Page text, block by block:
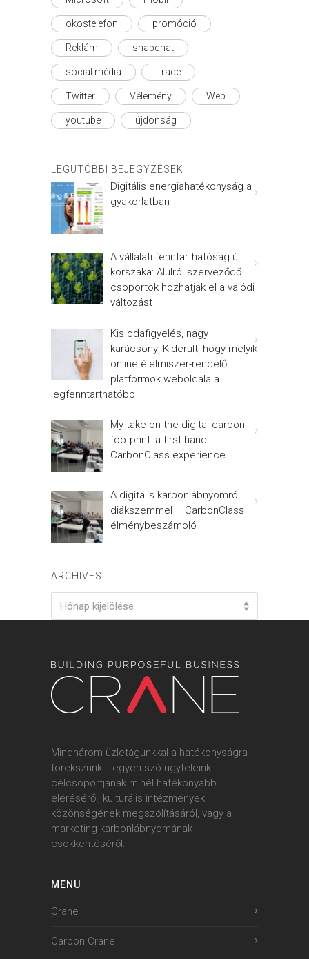
okostelefon promóció
Reklám snapchat
social média Trade
Twitter Vélemény Web
youtube újdonság
LEGUTÓBBI BEJEGYZÉSEK
Digitális energiahatékonyság a
gyakorlatban
A vállalati fenntarthatóság új
korszaka: Alulról szerveződő
csoportok hozhatják el a valódi
változást
Kis odafigyelés, nagy
karácsony: Kiderült, hogy melyik
online élelmiszer-rendelő
platformok weboldala a
legfenntarthatóbb
My take on the digital carbon
footprint: a first-hand
CarbonClass experience
A digitális karbonlábnyomról
diákszemmel – CarbonClass
élménybeszámoló
ARCHIVES
Hónap kijelölése
Mindhárom üzletágunkkal a hatékonyságra
törekszünk: Legyen szó ügyfeleink
célcsoportjának minél hatékonyabb
eléréséről, kulturális intézmények
közönségének megszólításáról, vagy a
marketing karbonlábnyomának
csökkentéséről.
MENU
Crane
Carbon.Crane